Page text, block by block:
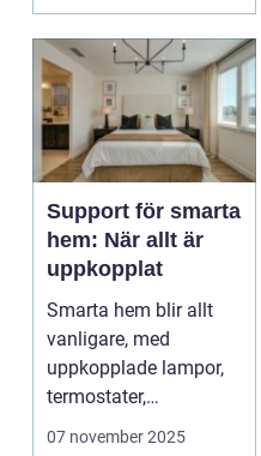
Support för smarta
hem: När allt är
uppkopplat
Smarta hem blir allt
vanligare, med
uppkopplade lampor,
termostater,
säkerhetskameror och
07 november 2025